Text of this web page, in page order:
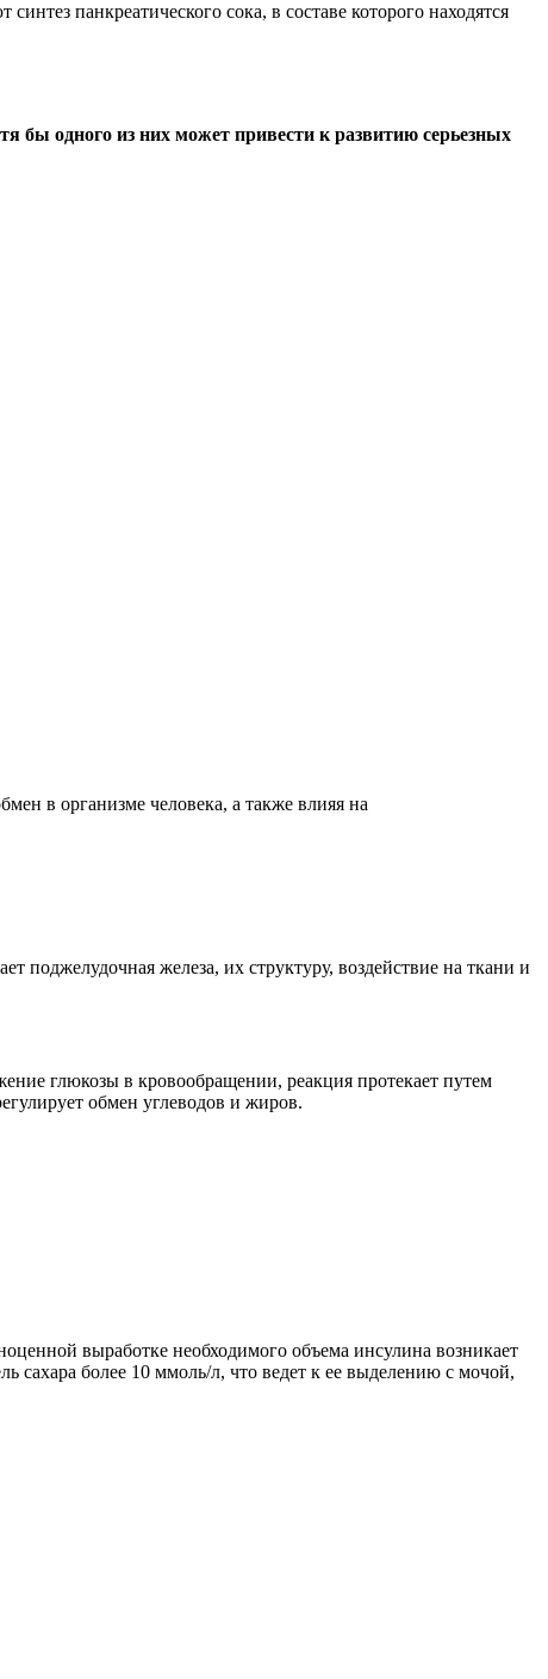
панкреатического сока, в составе которого находятся
бы одного из них может привести к развитию серьезных
в организме человека, а также влияя на
железа, их структуру, воздействие на ткани и
глюкозы в кровообращении, реакция протекает путем
обмен углеводов и жиров.
выработке необходимого объема инсулина возникает
сахара более 10 ммоль/л, что ведет к ее выделению с мочой,